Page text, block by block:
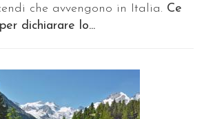
che avvengono in Italia. Ce
dichiarare lo...